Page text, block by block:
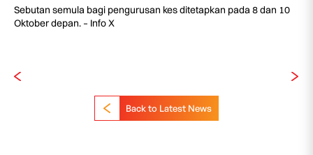
Sebutan semula bagi pengurusan kes ditetapkan pada 8 dan 10
Oktober depan. – Info X
Back to Latest News